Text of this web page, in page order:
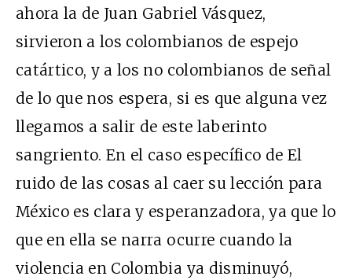
ahora la de Juan Gabriel Vásquez,
sirvieron a los colombianos de espejo
catártico, y a los no colombianos de señal
de lo que nos espera, si es que alguna vez
llegamos a salir de este laberinto
sangriento. En el caso específico de El
ruido de las cosas al caer su lección para
México es clara y esperanzadora, ya que lo
que en ella se narra ocurre cuando la
violencia en Colombia ya disminuyó,